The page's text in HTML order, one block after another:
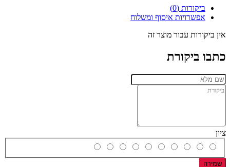
ביקורות (0)
אפשרויות איסוף ומשלוח
אין ביקורות עבור מוצר זה
כתבו ביקורת
ציון
שמירה